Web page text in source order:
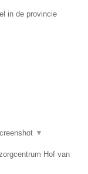
in de provincie
▼
Hof van